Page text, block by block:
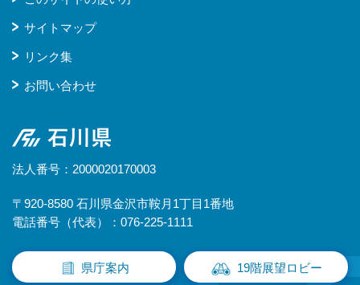
サイトマップ
リンク集
お問い合わせ
石川県
法人番号：2000020170003
〒920-8580 石川県金沢市鞍月1丁目1番地
電話番号（代表）：076-225-1111
県庁案内 19階展望ロビー